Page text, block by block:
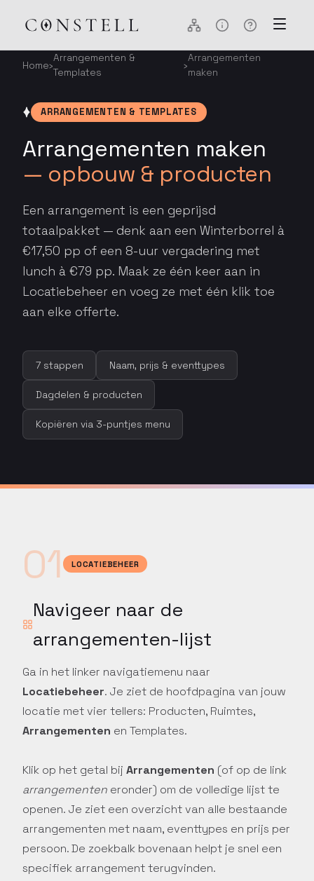
Home›
Arrangementen &
Templates
›
Arrangementen
maken
ARRANGEMENTEN & TEMPLATES
Arrangementen maken
— opbouw & producten
Een arrangement is een geprijsd
totaalpakket — denk aan een Winterborrel à
€17,50 pp of een 8-uur vergadering met
lunch à €79 pp. Maak ze één keer aan in
Locatiebeheer en voeg ze met één klik toe
aan elke offerte.
7 stappen Naam, prijs & eventtypes
Dagdelen & producten
Kopiëren via 3-puntjes menu
01 LOCATIEBEHEER
Navigeer naar de
arrangementen-lijst
Ga in het linker navigatiemenu naar
Locatiebeheer. Je ziet de hoofdpagina van jouw
locatie met vier tellers: Producten, Ruimtes,
Arrangementen en Templates.
Klik op het getal bij Arrangementen (of op de link
arrangementen eronder) om de volledige lijst te
openen. Je ziet een overzicht van alle bestaande
arrangementen met naam, eventtypes en prijs per
persoon. De zoekbalk bovenaan helpt je snel een
specifiek arrangement terugvinden.